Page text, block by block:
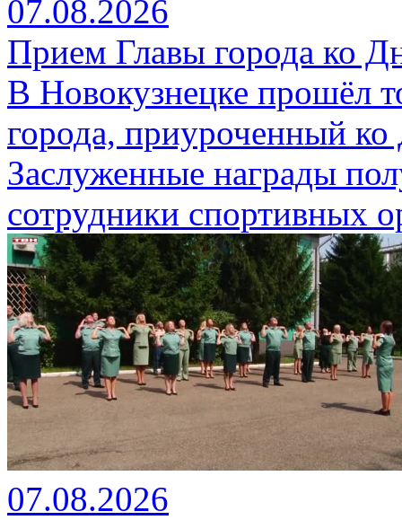
07.08.2026
Прием Главы города ко
В Новокузнецке прошёл
города, приуроченный
Заслуженные награды
сотрудники спортивных
07.08.2026